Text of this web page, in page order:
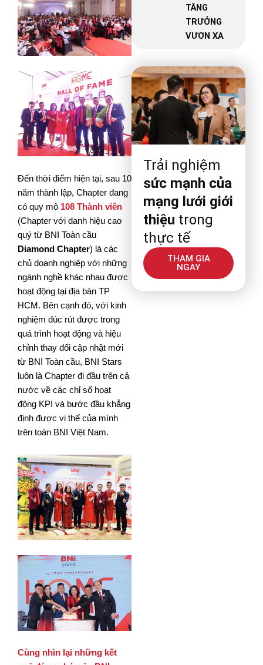
Đến thời điểm hiện tại, sau 10
năm thành lập, Chapter đang
có quy mô 108 Thành viên
(Chapter với danh hiệu cao
quý từ BNI Toàn cầu
Diamond Chapter) là các
chủ doanh nghiệp với những
ngành nghề khác nhau được
hoạt động tại địa bàn TP
HCM. Bên cạnh đó, với kinh
nghiệm đúc rút được trong
quá trình hoạt động và hiệu
chỉnh thay đổi cập nhật mới
từ BNI Toàn cầu, BNI Stars
luôn là Chapter đi đầu trên cả
nước về các chỉ số hoạt
động KPI và bước đầu khẳng
định được vị thế của mình
trên toàn BNI Việt Nam.
Cùng nhìn lại những kết
TĂNG
TRƯỞNG
VƯƠN XA
Trải nghiệm
sức mạnh của
mạng lưới giới
thiệu trong
thực tế
THAM GIA
NGAY